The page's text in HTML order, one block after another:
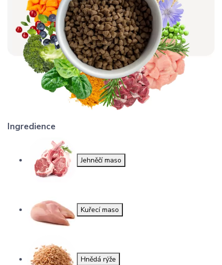
Ingredience
Jehněčí maso
Kuřecí maso
Hnědá rýže